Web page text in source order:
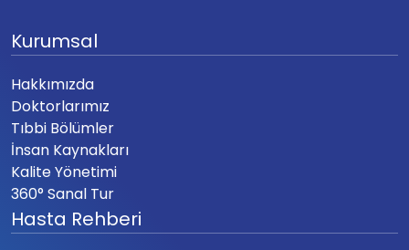
Kurumsal
Hakkımızda
Doktorlarımız
Tıbbi Bölümler
İnsan Kaynakları
Kalite Yönetimi
360° Sanal Tur
Hasta Rehberi